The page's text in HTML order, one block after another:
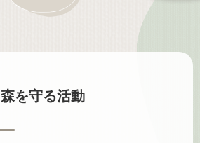
森を守る活動